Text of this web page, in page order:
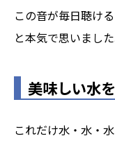
この音が毎日聴け
と本気で思いました
美味しい水
これだけ水・水・